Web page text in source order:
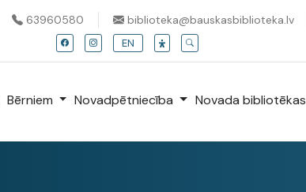
63960580 biblioteka@bauskasbiblioteka.lv
EN
Bērniem Novadpētniecība Novada bibliotēkas